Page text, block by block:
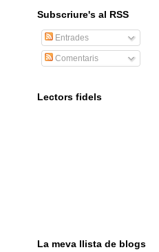
Subscriure's al RSS
Entrades
Comentaris
Lectors fidels
La meva llista de blogs